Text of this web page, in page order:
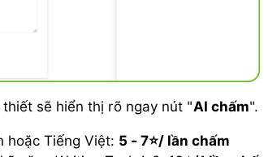
thiết sẽ hiển thị rõ ngay nút "AI chấm".
hoặc Tiếng Việt: 5 - 7⭐/ lần chấm